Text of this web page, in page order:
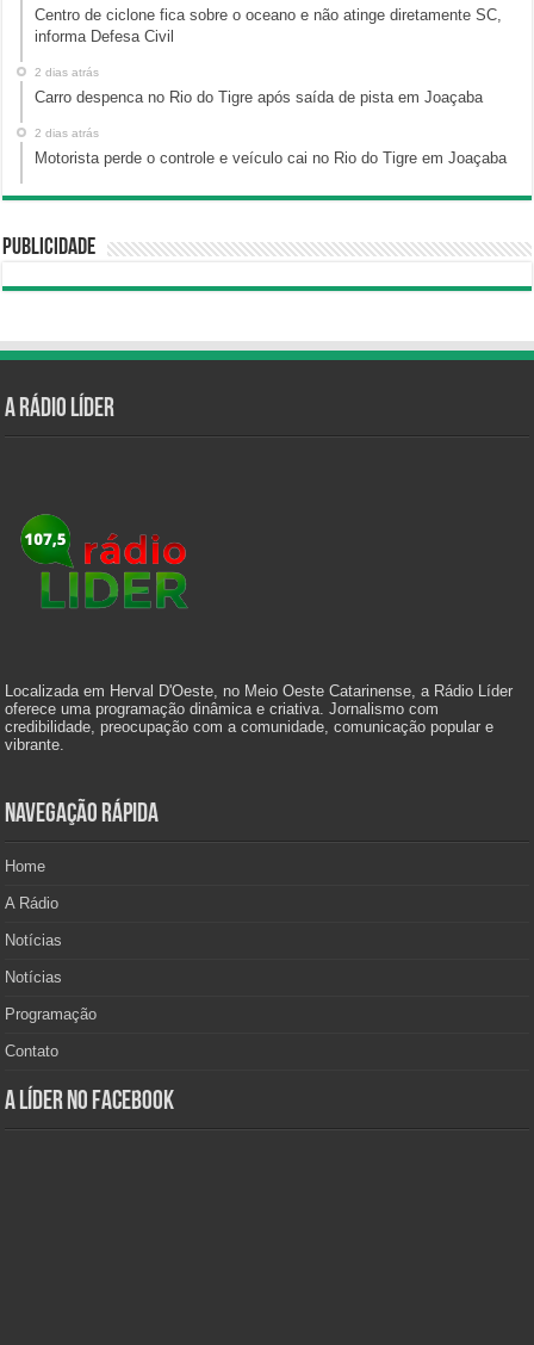
Centro de ciclone fica sobre o oceano e não atinge diretamente SC,
informa Defesa Civil
2 dias atrás
Carro despenca no Rio do Tigre após saída de pista em Joaçaba
2 dias atrás
Motorista perde o controle e veículo cai no Rio do Tigre em Joaçaba
Publicidade
A Rádio Líder
Localizada em Herval D'Oeste, no Meio Oeste Catarinense, a Rádio Líder
oferece uma programação dinâmica e criativa. Jornalismo com
credibilidade, preocupação com a comunidade, comunicação popular e
vibrante.
Navegação Rápida
Home
A Rádio
Notícias
Notícias
Programação
Contato
A Líder no Facebook